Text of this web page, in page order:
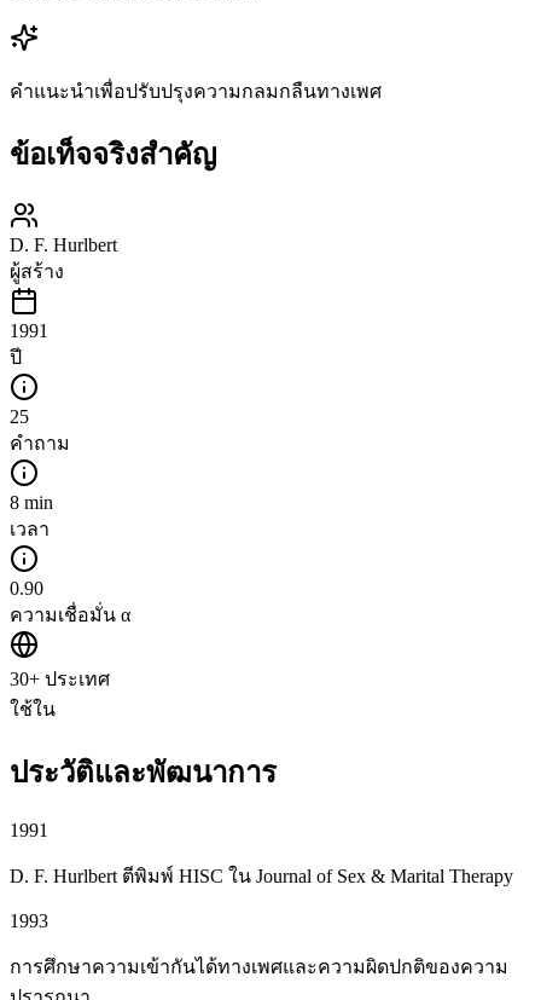
คำแนะนำเพื่อปรับปรุงความกลมกลืนทางเพศ
ข้อเท็จจริงสำคัญ
D. F. Hurlbert
ผู้สร้าง
1991
ปี
25
คำถาม
8 min
เวลา
0.90
ความเชื่อมั่น α
30+ ประเทศ
ใช้ใน
ประวัติและพัฒนาการ
1991
D. F. Hurlbert ตีพิมพ์ HISC ใน Journal of Sex & Marital Therapy
1993
การศึกษาความเข้ากันได้ทางเพศและความผิดปกติของความ